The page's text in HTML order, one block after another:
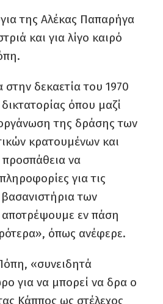
της Αλέκας Παπαρήγα
και για λίγο καιρό
στην δεκαετία του 1970
όπου μαζί
της δράσης των
κρατουμένων και
να
για τις
των
αποτρέψουμε εν πάση
όπως ανέφερε.
«συνειδητά
για να μπορεί να δρα ο
Κάππος ως στέλεχος